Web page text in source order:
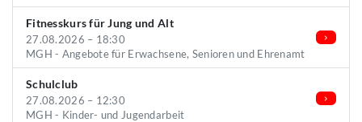
Fitnesskurs für Jung und Alt
27.08.2026 – 18:30
MGH - Angebote für Erwachsene, Senioren und Ehrenamt
Schulclub
27.08.2026 – 12:30
MGH - Kinder- und Jugendarbeit